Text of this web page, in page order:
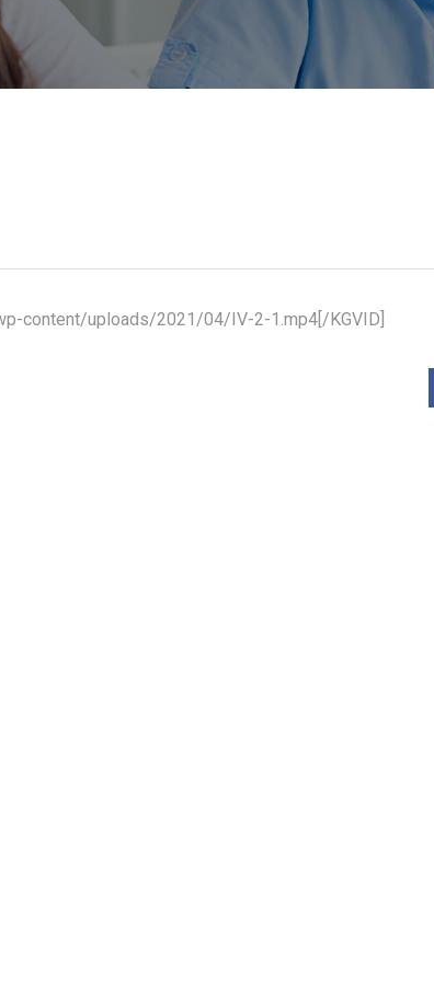
content/uploads/2021/04/IV-2-1.mp4[/KGVID]